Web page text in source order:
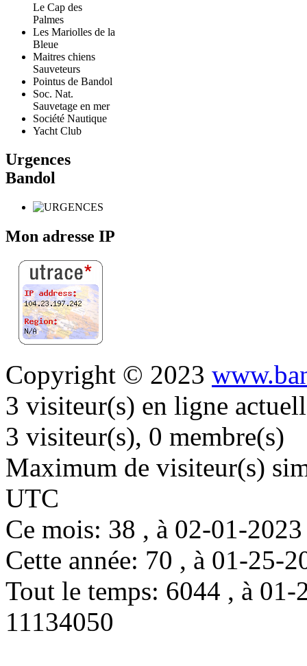
Le Cap des
Palmes
Les Mariolles de la
Bleue
Maitres chiens
Sauveteurs
Pointus de Bandol
Soc. Nat.
Sauvetage en mer
Société Nautique
Yacht Club
Urgences
Bandol
Mon adresse IP
Copyright © 2023
3 visiteur(s) en ligne
3 visiteur(s), 0 membre(s)
Maximum de visiteur(s)
UTC
Ce mois: 38 , à 02-01-
Cette année: 70 , à 01-25-
Tout le temps: 6044 , à
11134050